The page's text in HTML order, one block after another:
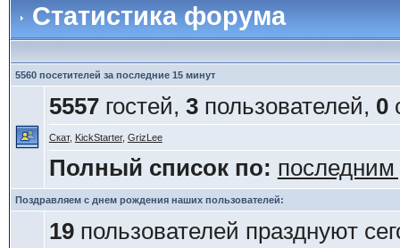
Статистика форума
5560 посетителей за последние 15 минут
5557гостей, 3пользователей, 0
Скат, KickStarter, GrizLee
Полный список по:
Поздравляем с днем рождения наших пользователей:
19пользователей празднуют